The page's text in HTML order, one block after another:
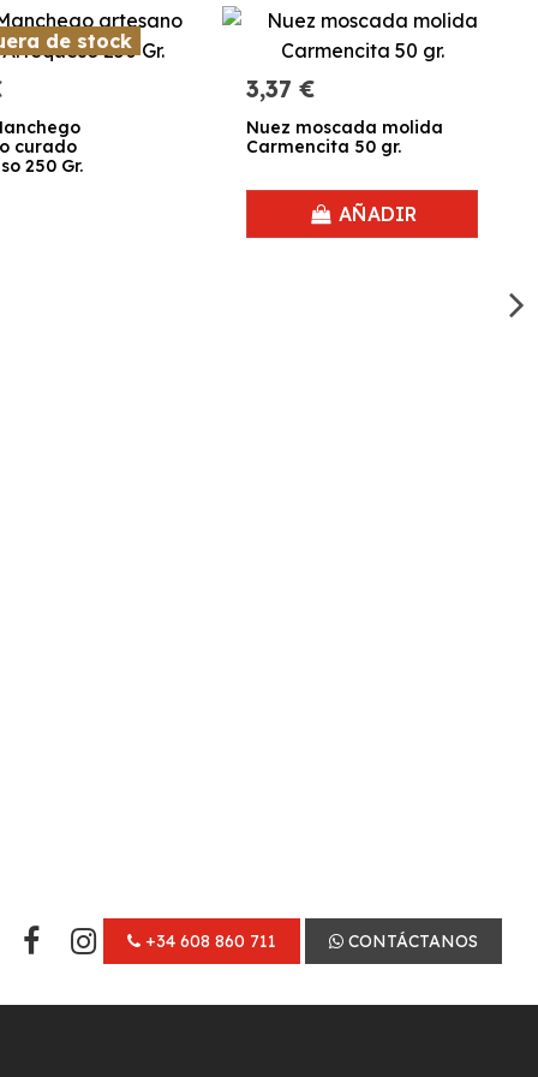
de stock
curado
250 Gr.
3,37 €
Nuez moscada molida
Carmencita 50 gr.
AÑADIR
+34 608 860 711 CONTÁCTANOS